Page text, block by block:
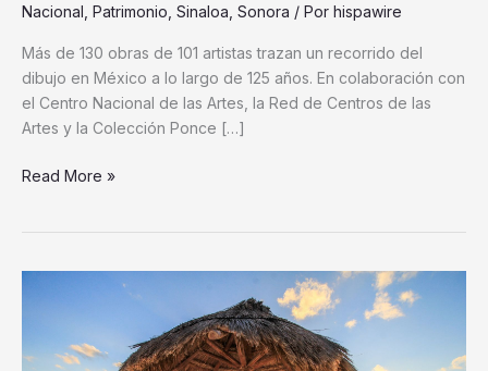
Nacional Patrimonio Sinaloa Sonora / Por hispawire
Más de 130 obras de 101 artistas trazan un recorrido del
dibujo en México a lo largo de 125 años. En colaboración con
el Centro Nacional de las Artes, la Red de Centros de las
Artes y la Colección Ponce […]
últimas
de
«Cachorros
de
Tigre»
Read More »
Mazatlán
los